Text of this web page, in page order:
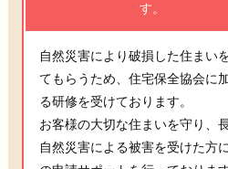
す。
自然災害により破損した住まい
てもらうため、住宅保全協会に
る研修を受けております。
お客様の大切な住まいを守り、
自然災害による被害を受けた方